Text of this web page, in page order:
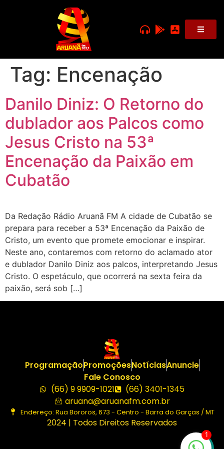
Tag: Encenação
Danilo Diniz: O Retorno do
dublador aos Palcos como
Jesus Cristo na 53ª
Encenação da Paixão em
Cubatão
Da Redação Rádio Aruanã FM A cidade de Cubatão se
prepara para receber a 53ª Encenação da Paixão de
Cristo, um evento que promete emocionar e inspirar.
Neste ano, contaremos com retorno do aclamado ator
e dublador Danilo Diniz aos palcos, interpretando Jesus
Cristo. O espetáculo, que ocorrerá na sexta feira da
paixão, será sob […]
ProgramaçãoPromoçõesNotíciasAnuncie
Fale Conosco
(66) 9 9909-1021
(66) 3401-1345
aruana@aruanafm.com.br
Endereço: Rua Bororos, 673 - Centro - Barra do Garças / MT
2024 | Todos Direitos Reservados
1